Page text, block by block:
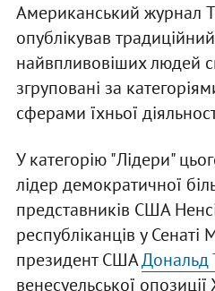
Американський журнал
опублікував
найвпливовіших людей
згруповані за
сферами їхньої
У категорію "Лідери"
лідер демократичної
представників США
республіканців у
президент СШАДональд
венесуельської